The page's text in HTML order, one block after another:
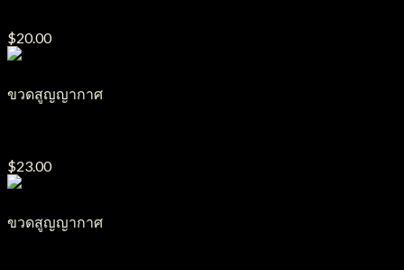
$20.00
ขวดสูญญากาศ
$23.00
ขวดสูญญากาศ